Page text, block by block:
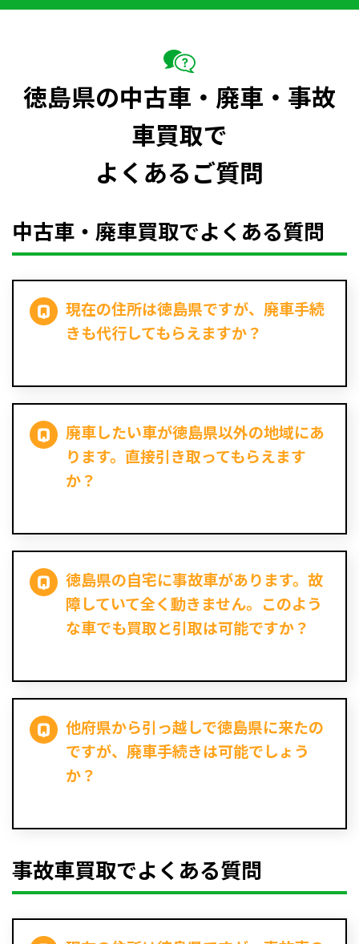
徳島県の中古車・廃車・事故
車買取で
よくあるご質問
中古車・廃車買取でよくある質問
現在の住所は徳島県ですが、廃車手続
きも代行してもらえますか？
廃車したい車が徳島県以外の地域にあ
ります。直接引き取ってもらえます
か？
徳島県の自宅に事故車があります。故
障していて全く動きません。このよう
な車でも買取と引取は可能ですか？
他府県から引っ越しで徳島県に来たの
ですが、廃車手続きは可能でしょう
か？
事故車買取でよくある質問